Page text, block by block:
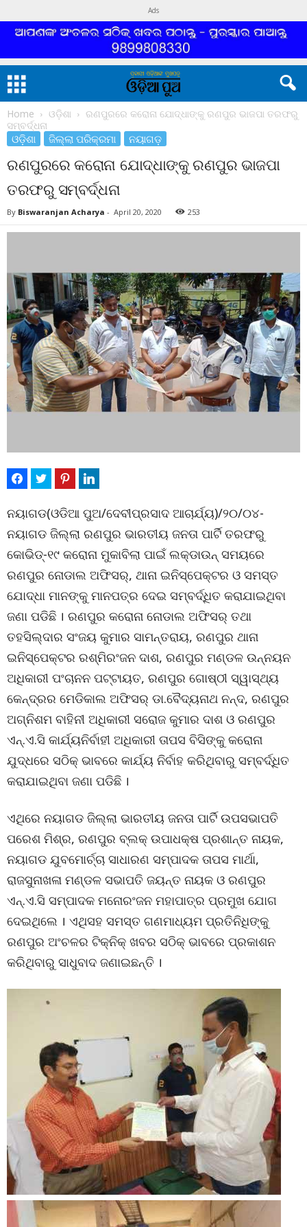
Ads
Home ଓଡ଼ିଶା
ରଣପୁରରେ କରୋନା ଯୋଦ୍ଧାଙ୍କୁ ରଣପୁର ଭାଜପା ତରଫରୁ
ସମ୍ବର୍ଦ୍ଧନା
ଓଡ଼ିଶା ଜିଲ୍ଲା ପରିକ୍ରମା ନୟାଗଡ଼
ରଣପୁରରେ କରୋନା ଯୋଦ୍ଧାଙ୍କୁ ରଣପୁର ଭାଜପା
ତରଫରୁ ସମ୍ବର୍ଦ୍ଧନା
By Biswaranjan Acharya - April 20, 2020 253
ନୟାଗଡ(ଓଡିଆ ପୁଅ/ଦେବୀପ୍ରସାଦ ଆଚାର୍ଯ୍ୟ)/୨୦/୦୪-
ନୟାଗଡ ଜିଲ୍ଲା ରଣପୁର ଭାରତୀୟ ଜନତା ପାର୍ଟି ତରଫରୁ
କୋଭିଡ୍‌-୧୯ କରୋନା ମୁକାବିଲା ପାଇଁ ଲକ୍‌ଡାଉନ୍ ସମୟରେ
ରଣପୁର ନୋଡାଲ ଅଫିସର୍‌, ଥାନା ଇନିସ୍‌ପେକ୍ଟର ଓ ସମସ୍ତ
ଯୋଦ୍ଧା ମାନଙ୍କୁ ମାନପତ୍ର ଦେଇ ସମ୍ବର୍ଦ୍ଧିତ କରାଯାଇଥିବା
ଜଣା ପଡିଛି । ରଣପୁର କରୋନା ନୋଡାଲ ଅଫିସର୍ ତଥା
ତହସିଲ୍‌ଦାର ସଂଜୟ କୁମାର ସାମନ୍ତରାୟ, ରଣପୁର ଥାନା
ଇନିସ୍‌ପେକ୍ଟର ରଶ୍ମିରଂଜନ ଦାଶ, ରଣପୁର ମଣ୍ଡଳ ଉନ୍ନୟନ
ଅଧିକାରୀ ପଂଚାନନ ପଟ୍ଟାୟତ, ରଣପୁର ଗୋଷ୍ଠୀ ସ୍ୱାସ୍ଥ୍ୟ
କେନ୍ଦ୍ରର ମେଡିକାଲ ଅଫିସର୍ ଡା.ବୈଦ୍ୟନାଥ ନନ୍ଦ, ରଣପୁର
ଅଗ୍ନିଶମ ବାହିନୀ ଅଧିକାରୀ ସରୋଜ କୁମାର ଦାଶ ଓ ରଣପୁର
ଏନ୍‌.ଏ.ସି କାର୍ଯ୍ୟନିର୍ବାହୀ ଅଧିକାରୀ ତାପସ ବିସିଙ୍କୁ କରୋନା
ଯୁଦ୍ଧରେ ସଠିକ୍ ଭାବରେ କାର୍ଯ୍ୟ ନିର୍ବାହ କରିଥିବାରୁ ସମ୍ବର୍ଦ୍ଧିତ
କରାଯାଇଥିବା ଜଣା ପଡିଛି ।
ଏଥିରେ ନୟାଗଡ ଜିଲ୍ଲା ଭାରତୀୟ ଜନତା ପାର୍ଟି ଉପସଭାପତି
ପରେଶ ମିଶ୍ର, ରଣପୁର ବ୍ଲକ୍ ଉପାଧକ୍ଷ ପ୍ରଶାନ୍ତ ନାୟକ,
ନୟାଗଡ ଯୁବମୋର୍ଚ୍ଚା ସାଧାରଣ ସମ୍ପାଦକ ତାପସ ମାର୍ଥା,
ରାଜସୁନାଖଳା ମଣ୍ଡଳ ସଭାପତି ଜୟନ୍ତ ନାୟକ ଓ ରଣପୁର
ଏନ୍‌.ଏ.ସି ସମ୍ପାଦକ ମନୋରଂଜନ ମହାପାତ୍ର ପ୍ରମୁଖ ଯୋଗ
ଦେଇଥିଲେ । ଏଥିସହ ସମସ୍ତ ଗଣମାଧ୍ୟମ ପ୍ରତିନିଧିଙ୍କୁ
ରଣପୁର ଅଂଚଳର ଟିକ୍‌ନିକ୍ ଖବର ସଠିକ୍ ଭାବରେ ପ୍ରକାଶନ
କରିଥିବାରୁ ସାଧୁବାଦ ଜଣାଇଛନ୍ତି ।